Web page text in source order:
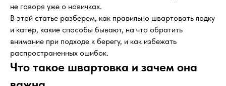
не говоря уже о новичках.
В этой статье разберем, как правильно швартовать лодку
и катер, какие способы бывают, на что обратить
внимание при подходе к берегу, и как избежать
распространенных ошибок.
Что такое швартовка и зачем она